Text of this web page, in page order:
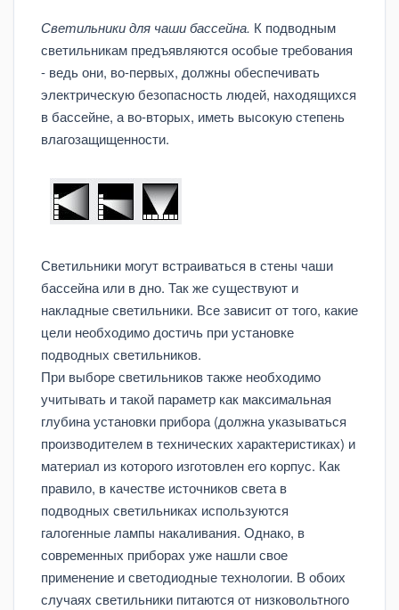
Светильники для чаши бассейна. К подводным
светильникам предъявляются особые требования
- ведь они, во-первых, должны обеспечивать
электрическую безопасность людей, находящихся
в бассейне, а во-вторых, иметь высокую степень
влагозащищенности.
Светильники могут встраиваться в стены чаши
бассейна или в дно. Так же существуют и
накладные светильники. Все зависит от того, какие
цели необходимо достичь при установке
подводных светильников.
При выборе светильников также необходимо
учитывать и такой параметр как максимальная
глубина установки прибора (должна указываться
производителем в технических характеристиках) и
материал из которого изготовлен его корпус. Как
правило, в качестве источников света в
подводных светильниках используются
галогенные лампы накаливания. Однако, в
современных приборах уже нашли свое
применение и светодиодные технологии. В обоих
случаях светильники питаются от низковольтного